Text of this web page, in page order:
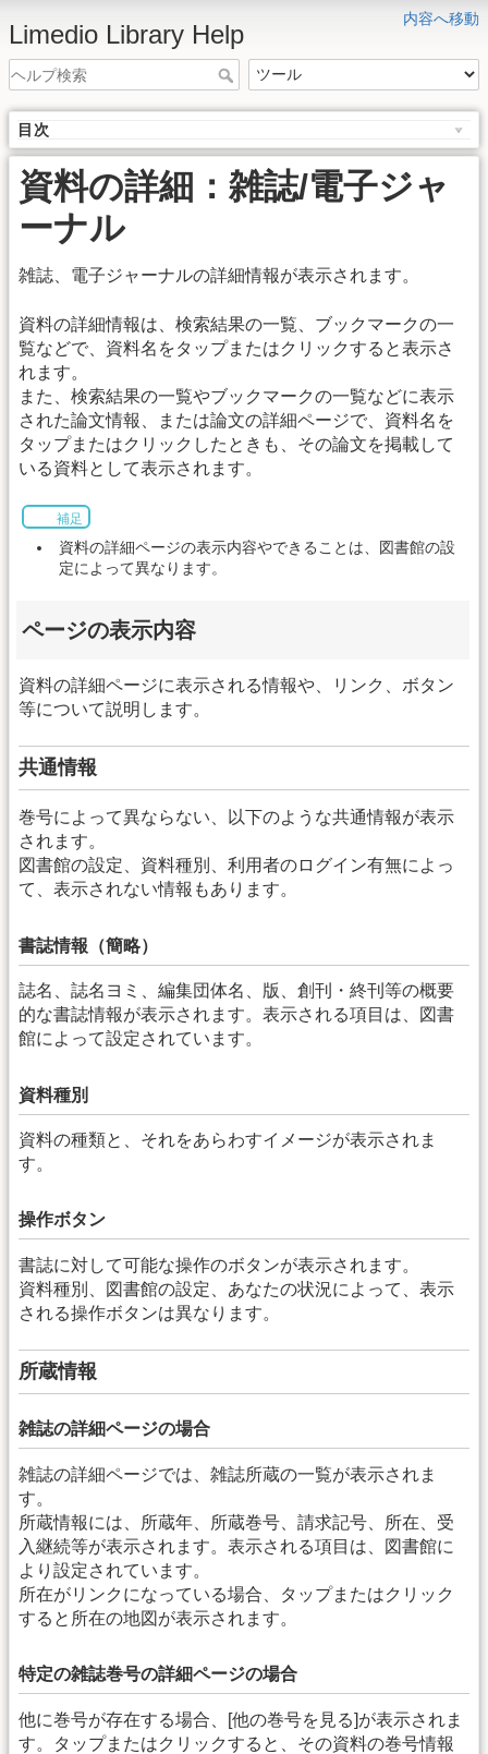
内容へ移動
Limedio Library Help
目次
資料の詳細：雑誌/電子ジャ
ーナル
雑誌、電子ジャーナルの詳細情報が表示されます。
資料の詳細情報は、検索結果の一覧、ブックマークの一
覧などで、資料名をタップまたはクリックすると表示さ
れます。
また、検索結果の一覧やブックマークの一覧などに表示
された論文情報、または論文の詳細ページで、資料名を
タップまたはクリックしたときも、その論文を掲載して
いる資料として表示されます。
補足
資料の詳細ページの表示内容やできることは、図書館の設
定によって異なります。
ページの表示内容
資料の詳細ページに表示される情報や、リンク、ボタン
等について説明します。
共通情報
巻号によって異ならない、以下のような共通情報が表示
されます。
図書館の設定、資料種別、利用者のログイン有無によっ
て、表示されない情報もあります。
書誌情報（簡略）
誌名、誌名ヨミ、編集団体名、版、創刊・終刊等の概要
的な書誌情報が表示されます。表示される項目は、図書
館によって設定されています。
資料種別
資料の種類と、それをあらわすイメージが表示されま
す。
操作ボタン
書誌に対して可能な操作のボタンが表示されます。
資料種別、図書館の設定、あなたの状況によって、表示
される操作ボタンは異なります。
所蔵情報
雑誌の詳細ページの場合
雑誌の詳細ページでは、雑誌所蔵の一覧が表示されま
す。
所蔵情報には、所蔵年、所蔵巻号、請求記号、所在、受
入継続等が表示されます。表示される項目は、図書館に
より設定されています。
所在がリンクになっている場合、タップまたはクリック
すると所在の地図が表示されます。
特定の雑誌巻号の詳細ページの場合
他に巻号が存在する場合、[他の巻号を見る]が表示されま
す。タップまたはクリックすると、その資料の巻号情報